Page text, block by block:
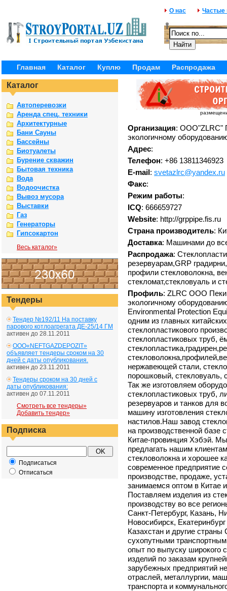
О нас Частые
Главная Каталог Куплю Продам Распродажа
Каталог
Автоперевозки
Аренда спец. техники
Архитектурные
Бани Сауны
Бассейны
Биотуалеты
Бурение скважин
Бытовая техника
Вода
Водоочистка
Вывоз мусора
Выставки
Газ
Генераторы
Гипсокартон
Весь каталог»
Тендеры
Тендер №192/11 На поставку
парового котлоагрегата ДЕ-25/14 ГМ
активен до 28.11.2011
ООО«NEFTGAZDEPOZIT»
объявляет тендеры сроком на 30
дней с даты опубликования.
активен до 23.11.2011
Тендеры сроком на 30 дней с
даты опубликования:
активен до 07.11.2011
Смотреть все тендеры»
Добавить тендер»
Подписка
Подписаться
Отписаться
Организация: ООО"ZLRC"
экологичному
Адрес:
Телефон: +86 13811346923
E-mail: svetazlrc@yandex.ru
Факс:
Режим работы:
ICQ: 666659727
Website: http://grppipe.fis.ru
Страна производитель:
Доставка: Машинами до
Распродажа:
резервуарам,GRP
профили стекловолокна,
стекломат,стекловуаль и
Профиль: ZLRC ООО
экологичному
Environmental Protection
одним из главных
стеклопластикового
стеклопластиковых труб,
нержавеющей стали,
порошковый, стекловуаль,
Так же изготовляем
стеклопластиковых труб,
резервуаров и танков для
машину изготовления
настилов.Наш завод
на производственной базе
Китае-провинция Хэбэй.
предлагать нашим
стекловолокна и хорошее
современное предприятие
производстве, продаже,
занимаемся оптом в Китае
Поставляем изделия из
производству во все
Санкт-Петербург, Казань,
Новосибирск,
Казахстан и другие
сухопутными
опыт по выпуску широкого
изделий по заказам
зарубежных предприятий
отраслей, металлургии,
транспорта и